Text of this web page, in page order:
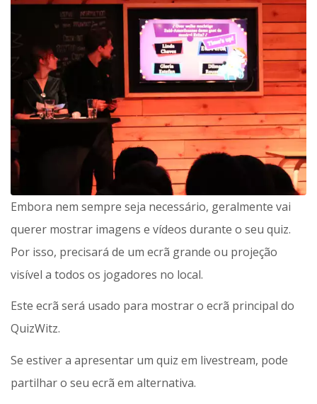
Embora nem sempre seja necessário, geralmente vai
querer mostrar imagens e vídeos durante o seu quiz.
Por isso, precisará de um ecrã grande ou projeção
visível a todos os jogadores no local.
Este ecrã será usado para mostrar o ecrã principal do
QuizWitz.
Se estiver a apresentar um quiz em livestream, pode
partilhar o seu ecrã em alternativa.